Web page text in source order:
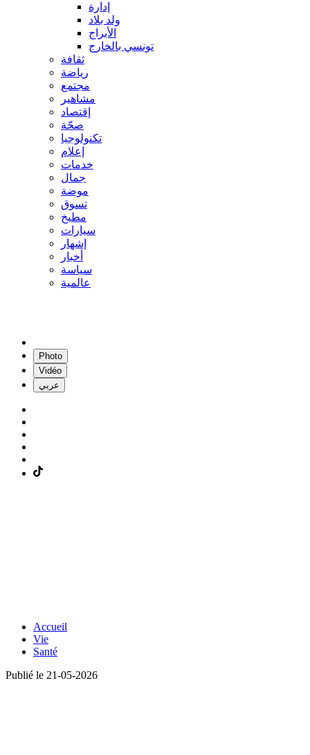
إدارة
ولد بلاد
الأبراج
تونسي بالخارج
ثقافة
رياضة
مجتمع
مشاهير
إقتصاد
صحّة
تكنولوجيا
إعلام
خدمات
جمال
موضة
تسوق
مطبخ
سيارات
إشهار
أخبار
سياسة
عالمية
Photo
Vidéo
عربي
Accueil
Vie
Santé
Publié le 21-05-2026